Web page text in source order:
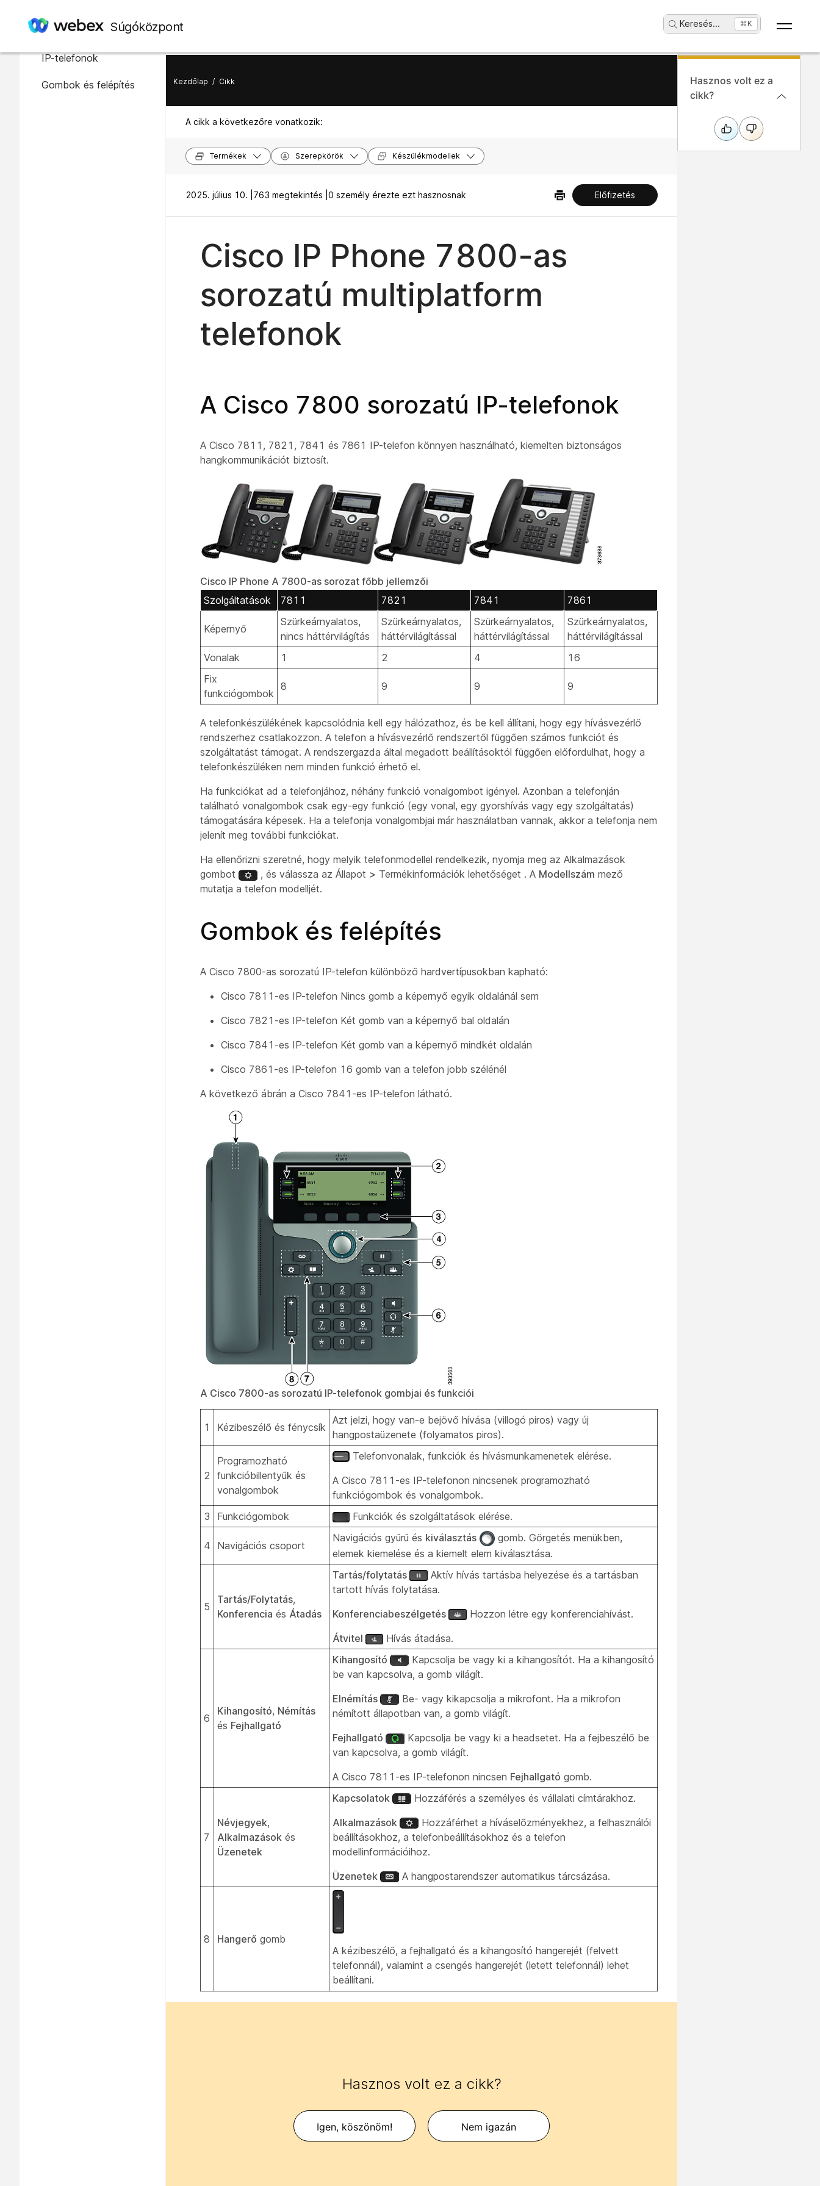
Súgóközpont Keresés... ⌘K
Ebben a cikkben
IP-telefonok
Gombok és felépítés Kezdőlap / Cikk
A cikk a következőre vonatkozik:
Termékek Szerepkörök Készülékmodellek
2025. július 10. | 763 megtekintés | 0 személy érezte ezt hasznosnak Előfizetés
Cisco IP Phone 7800-as
sorozatú multiplatform
telefonok
A Cisco 7800 sorozatú IP-telefonok
A Cisco 7811, 7821, 7841 és 7861 IP-telefon könnyen használható, kiemelten biztonságos
hangkommunikációt biztosít.
Cisco IP Phone A 7800-as sorozat főbb jellemzői
Szolgáltatások
7811 7821 7841 7861
Képernyő
Szürkeárnyalatos,
nincs háttérvilágítás
Szürkeárnyalatos,
háttérvilágítással
Szürkeárnyalatos,
háttérvilágítással
Szürkeárnyalatos,
háttérvilágítással
Vonalak
1 2 4
16
Fix
funkciógombok
8 9 9 9
A telefonkészülékének kapcsolódnia kell egy hálózathoz, és be kell állítani, hogy egy hívásvezérlő
rendszerhez csatlakozzon. A telefon a hívásvezérlő rendszertől függően számos funkciót és
szolgáltatást támogat. A rendszergazda által megadott beállításoktól függően előfordulhat, hogy a
telefonkészüléken nem minden funkció érhető el.
Ha funkciókat ad a telefonjához, néhány funkció vonalgombot igényel. Azonban a telefonján
található vonalgombok csak egy-egy funkció (egy vonal, egy gyorshívás vagy egy szolgáltatás)
támogatására képesek. Ha a telefonja vonalgombjai már használatban vannak, akkor a telefonja nem
jelenít meg további funkciókat.
Ha ellenőrizni szeretné, hogy melyik telefonmodellel rendelkezik, nyomja meg az Alkalmazások
gombot
, és válassza az Állapot > Termékinformációk lehetőséget . A Modellszám mező
mutatja a telefon modelljét.
Gombok és felépítés
A Cisco 7800-as sorozatú IP-telefon különböző hardvertípusokban kapható:
Cisco 7811-es IP-telefon Nincs gomb a képernyő egyik oldalánál sem
Cisco 7821-es IP-telefon Két gomb van a képernyő bal oldalán
Cisco 7841-es IP-telefon Két gomb van a képernyő mindkét oldalán
Cisco 7861-es IP-telefon 16 gomb van a telefon jobb szélénél
A következő ábrán a Cisco 7841-es IP-telefon látható.
A Cisco 7800-as sorozatú IP-telefonok gombjai és funkciói
1 Kézibeszélő és fénycsík
Azt jelzi, hogy van-e bejövő hívása (villogó piros) vagy új
hangpostaüzenete (folyamatos piros).
2
Programozható
funkcióbillentyűk és
vonalgombok
Telefonvonalak, funkciók és hívásmunkamenetek elérése.
A Cisco 7811-es IP-telefonon nincsenek programozható
funkciógombok és vonalgombok.
3
Funkciógombok Funkciók és szolgáltatások elérése.
4 Navigációs csoport
Navigációs gyűrű és kiválasztás
gomb. Görgetés menükben,
elemek kiemelése és a kiemelt elem kiválasztása.
5
Tartás/Folytatás,
Konferencia és Átadás
Tartás/folytatás
Aktív hívás tartásba helyezése és a tartásban
tartott hívás folytatása.
Konferenciabeszélgetés
Hozzon létre egy konferenciahívást.
Átvitel
Hívás átadása.
6
Kihangosító, Némítás
és Fejhallgató
Kihangosító
Kapcsolja be vagy ki a kihangosítót. Ha a kihangosító
be van kapcsolva, a gomb világít.
Elnémítás
Be- vagy kikapcsolja a mikrofont. Ha a mikrofon
némított állapotban van, a gomb világít.
Fejhallgató
Kapcsolja be vagy ki a headsetet. Ha a fejbeszélő be
van kapcsolva, a gomb világít.
A Cisco 7811-es IP-telefonon nincsen Fejhallgató gomb.
7
Névjegyek,
Alkalmazások és
Üzenetek
Kapcsolatok
Hozzáférés a személyes és vállalati címtárakhoz.
Alkalmazások
Hozzáférhet a híváselőzményekhez, a felhasználói
beállításokhoz, a telefonbeállításokhoz és a telefon
modellinformációihoz.
Üzenetek
A hangpostarendszer automatikus tárcsázása.
8 Hangerő gomb
A kézibeszélő, a fejhallgató és a kihangosító hangerejét (felvett
telefonnál), valamint a csengés hangerejét (letett telefonnál) lehet
beállítani.
Hasznos volt ez a cikk?
Igen, köszönöm! Nem igazán
Hasznos volt ez a
cikk?